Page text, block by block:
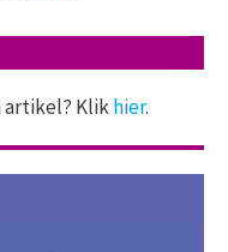
artikel? Klikhier.